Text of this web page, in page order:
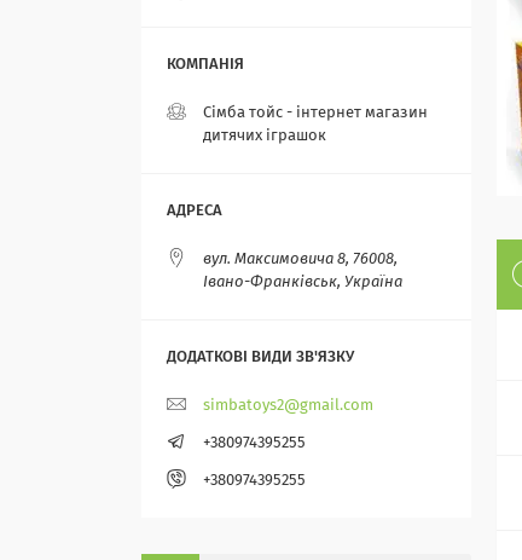
Сімба тойс - інтернет магазин
дитячих іграшок
вул. Максимовича 8, 76008,
Івано-Франківськ, Україна
simbatoys2@gmail.com
+380974395255
+380974395255